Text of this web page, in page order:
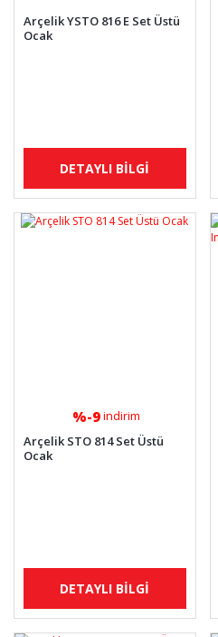
Arçelik YSTO 816 E Set Üstü
Ocak
DETAYLI BİLGİ
%-9indirim
Arçelik STO 814 Set Üstü
Ocak
DETAYLI BİLGİ